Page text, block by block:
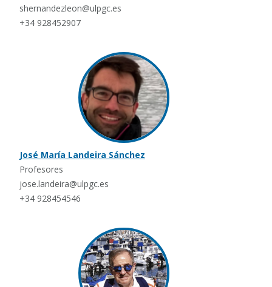
shernandezleon@ulpgc.es
+34 928452907
José María Landeira Sánchez
Profesores
jose.landeira@ulpgc.es
+34 928454546